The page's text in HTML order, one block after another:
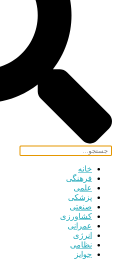
خانه
فرهنگی
علمی
پزشکی
صنعتی
کشاورزی
عمرانی
انرژی
نظامی
جوایز